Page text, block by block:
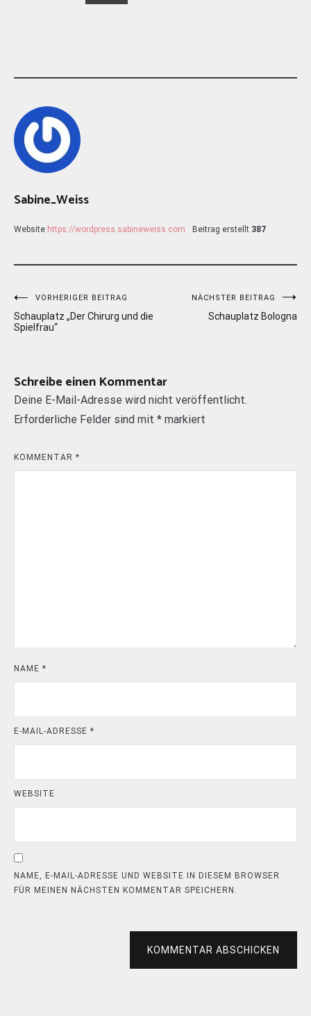
Sabine_Weiss
Website https://wordpress.sabineweiss.com Beitrag erstellt 387
Beitragsnavigation
VORHERIGER BEITRAG
Schauplatz „Der Chirurg und die
Spielfrau“
NÄCHSTER BEITRAG
Schauplatz Bologna
Schreibe einen Kommentar
Deine E-Mail-Adresse wird nicht veröffentlicht.
Erforderliche Felder sind mit * markiert
KOMMENTAR *
NAME *
E-MAIL-ADRESSE *
WEBSITE
NAME, E-MAIL-ADRESSE UND WEBSITE IN DIESEM BROWSER
FÜR MEINEN NÄCHSTEN KOMMENTAR SPEICHERN.
KOMMENTAR ABSCHICKEN